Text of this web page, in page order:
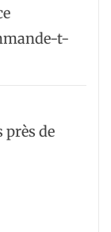
t-
près de